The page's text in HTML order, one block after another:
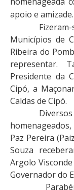
apoio e amizade.
Municípios de
Ribeira do
representar.
Presidente da
Cipó, a
Caldas de Cipó.
Paz Pereira
Souza
Argolo
Governador do